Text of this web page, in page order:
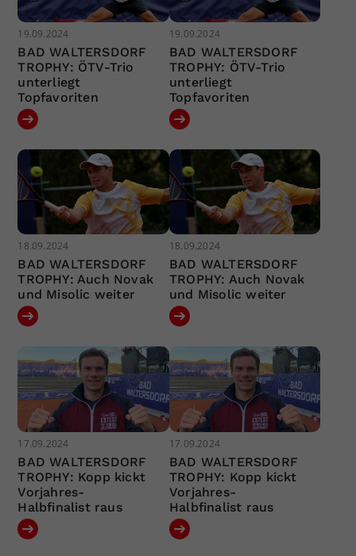
19.09.2024
BAD WALTERSDORF
TROPHY: ÖTV-Trio
unterliegt
Topfavoriten
19.09.2024
BAD WALTERSDORF
TROPHY: ÖTV-Trio
unterliegt
Topfavoriten
18.09.2024
BAD WALTERSDORF
TROPHY: Auch Novak
und Misolic weiter
18.09.2024
BAD WALTERSDORF
TROPHY: Auch Novak
und Misolic weiter
17.09.2024
BAD WALTERSDORF
TROPHY: Kopp kickt
Vorjahres-
Halbfinalist raus
17.09.2024
BAD WALTERSDORF
TROPHY: Kopp kickt
Vorjahres-
Halbfinalist raus